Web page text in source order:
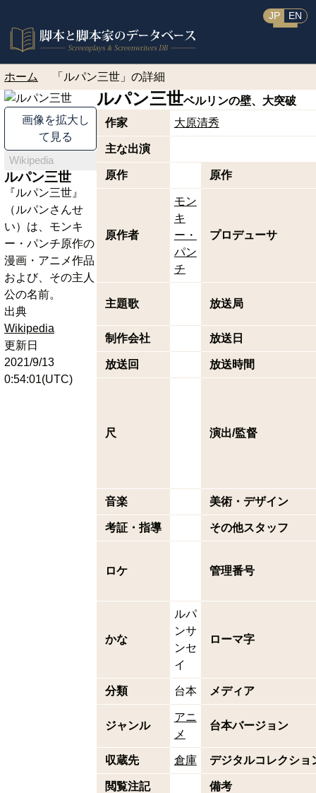
JP EN
ホーム 「ルパン三世」の詳細
画像を拡大し
て見る
Wikipedia
ルパン三世
『ルパン三世』
（ルパンさんせ
い）は、モンキ
ー・パンチ原作の
漫画・アニメ作品
および、その主人
公の名前。
出典
Wikipedia
更新日
2021/9/13
0:54:01(UTC)
ルパン三世ベルリンの壁、大突破
作家
大原清秀
主な出演
原作 原作
原作者
モン
キ
ー・
パン
チ
プロデューサ
主題歌 放送局
制作会社 放送日
放送回 放送時間
尺 演出/監督
音楽 美術・デザイン
考証・指導 その他スタッフ
ロケ 管理番号
かな
ルパ
ンサ
ンセ
イ
ローマ字
分類 台本 メディア
ジャンル
アニ
メ
台本バージョン
収蔵先 倉庫 デジタルコレクショ
閲覧注記 備考